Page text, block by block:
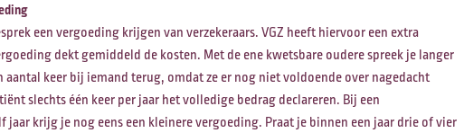
een vergoeding krijgen van verzekeraars. VGZ heeft hiervoor een extra
dekt gemiddeld de kosten. Met de ene kwetsbare oudere spreek je langer
aantal keer bij iemand terug, omdat ze er nog niet voldoende over nagedacht
slechts één keer per jaar het volledige bedrag declareren. Bij een
krijg je nog eens een kleinere vergoeding. Praat je binnen een jaar drie of vier